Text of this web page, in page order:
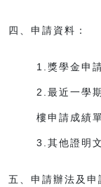
四、申請資料：
1.獎學金申
2.最近一學
樓申請成績
3.其他證明
五、申請辦法及